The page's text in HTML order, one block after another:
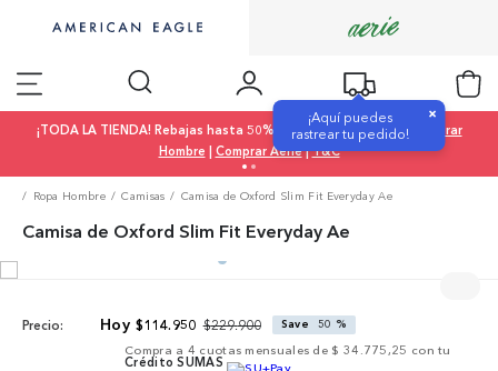
¡Aquí puedes
rastrear tu pedido!
×
¡TODA LA TIENDA! Rebajas hasta 50% OFF |Comprar Mujer|
Comprar
Hombre | Comprar Aerie|T&C
Ropa Hombre Camisas Camisa de Oxford Slim Fit Everyday Ae
Camisa de Oxford Slim Fit Everyday Ae
Precio: $114. 950 $229.900 Save 50 %
Compra a 4 cuotas mensuales de $ 34.775,25 con tu
Crédito SUMAS